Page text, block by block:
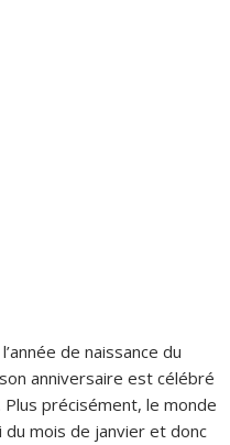
de naissance du
anniversaire est célébré
précisément, le monde
mois de janvier et donc